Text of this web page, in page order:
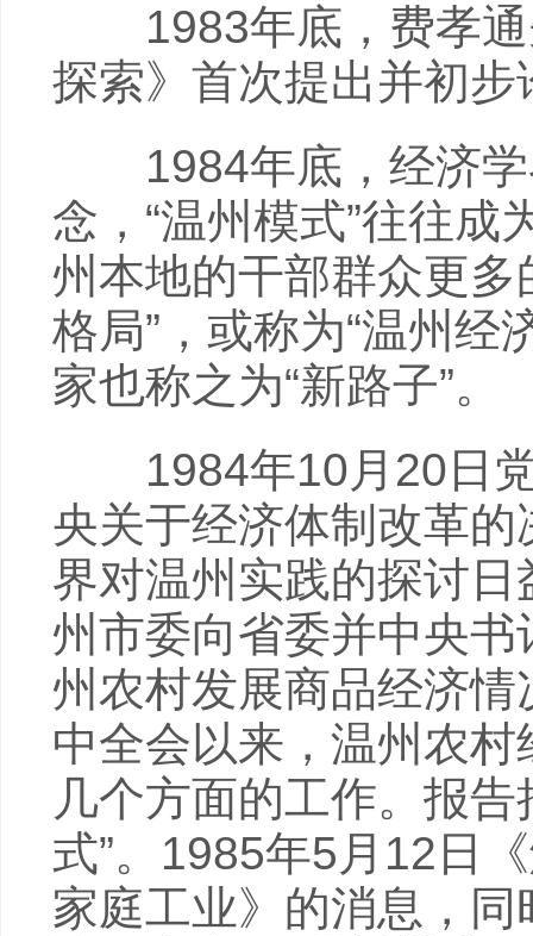
1983年底，费孝通
探索》首次提出并初
1984年底，经济学
念，“温州模式”往往成
州本地的干部群众更
格局”，或称为“温州经
家也称之为“新路子”。
1984年10月20日党
央关于经济体制改革
界对温州实践的探讨
州市委向省委并中央
州农村发展商品经济
中全会以来，温州农
几个方面的工作。报
式”。1985年5月12日
家庭工业》的消息，